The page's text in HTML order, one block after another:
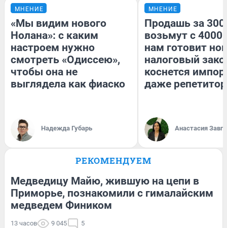
МНЕНИЕ
«Мы видим нового
Нолана»: с каким
настроем нужно
смотреть «Одиссею»,
чтобы она не
выглядела как фиаско
Надежда Губарь
МНЕНИЕ
Продашь за
возьмут с
нам готовит
налоговый
коснется
даже
Анастасия
РЕКОМЕНДУЕМ
Медведицу Майю, жившую на цепи в
Приморье, познакомили с гималайским
медведем Фиником
13 часов 9 045 5